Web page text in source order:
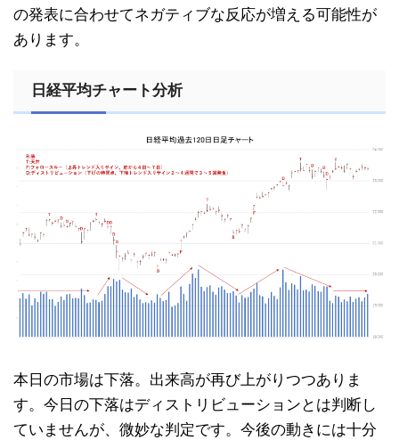
の発表に合わせてネガティブな反応が増える可能性が
あります。
日経平均チャート分析
本日の市場は下落。出来高が再び上がりつつありま
す。今日の下落はディストリビューションとは判断し
ていませんが、微妙な判定です。今後の動きには十分